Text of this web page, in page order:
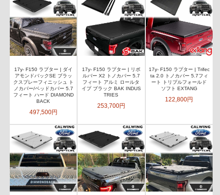
17y- F150 ラプター | ダイ
アモンドバックSE ブラッ
クスプレーフィニッシュ ト
ノカバー/ベッドカバー 5.7
フィート ハード DIAMOND
BACK
497,500円
17y- F150 ラプター | リボ
ルバー X2 トノカバー 5.7
フィート アルミ ロールタ
イプ ブラック BAK INDUS
TRIES
253,700円
17y- F150 ラプター | Trifec
ta 2.0 トノカバー 5.7フィ
ート トリプルフォールド
ソフト EXTANG
122,800円